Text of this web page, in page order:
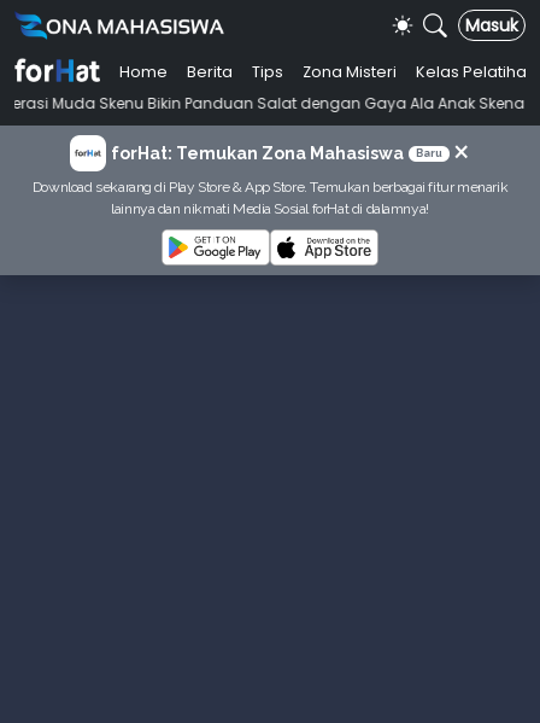
Masuk
Home Berita Tips Zona Misteri
Kelas Pelatihan
Bikin Panduan Salat dengan Gaya Ala Anak Skena • Mahasiswi
forHat: Temukan Zona Mahasiswa Baru ×
Download sekarang di Play Store & App Store. Temukan berbagai fitur menarik
lainnya dan nikmati Media Sosial forHat di dalamnya!